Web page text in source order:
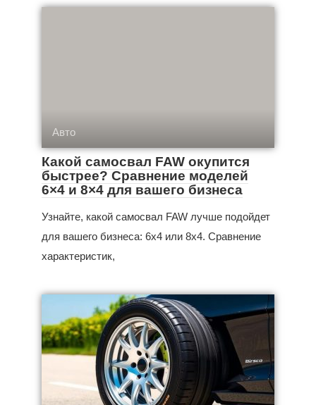
Авто
Какой самосвал FAW окупится
быстрее? Сравнение моделей
6×4 и 8×4 для вашего бизнеса
Узнайте, какой самосвал FAW лучше подойдет
для вашего бизнеса: 6x4 или 8x4. Сравнение
характеристик,